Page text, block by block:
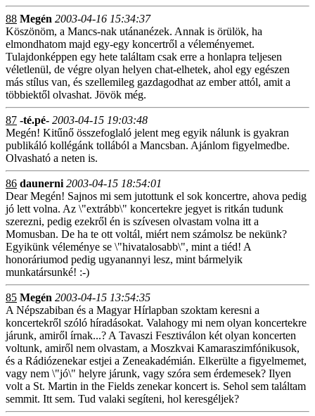
88 Megén 2003-04-16 15:34:37
Köszönöm, a Mancs-nak utánanézek. Annak is örülök, ha
elmondhatom majd egy-egy koncertről a véleményemet.
Tulajdonképpen egy hete találtam csak erre a honlapra teljesen
véletlenül, de végre olyan helyen chat-elhetek, ahol egy egészen
más stílus van, és szellemileg gazdagodhat az ember attól, amit a
többiektől olvashat. Jövök még.
87 -té.pé- 2003-04-15 19:03:48
Megén! Kitűnő összefoglaló jelent meg egyik nálunk is gyakran
publikáló kollégánk tollából a Mancsban. Ajánlom figyelmedbe.
Olvasható a neten is.
86 daunerni 2003-04-15 18:54:01
Dear Megén! Sajnos mi sem jutottunk el sok koncertre, ahova pedig
jó lett volna. Az \"extrább\" koncertekre jegyet is ritkán tudunk
szerezni, pedig ezekről én is szívesen olvastam volna itt a
Momusban. De ha te ott voltál, miért nem számolsz be nekünk?
Egyikünk véleménye se \"hivatalosabb\", mint a tiéd! A
honoráriumod pedig ugyanannyi lesz, mint bármelyik
munkatársunké! :-)
85 Megén 2003-04-15 13:54:35
A Népszabiban és a Magyar Hírlapban szoktam keresni a
koncertekről szóló híradásokat. Valahogy mi nem olyan koncertekre
járunk, amiről írnak...? A Tavaszi Fesztiválon két olyan koncerten
voltunk, amiről nem olvastam, a Moszkvai Kamaraszimfónikusok,
és a Rádiózenekar estjei a Zeneakadémián. Elkerülte a figyelmemet,
vagy nem \"jó\" helyre járunk, vagy szóra sem érdemesek? Ilyen
volt a St. Martin in the Fields zenekar koncert is. Sehol sem találtam
semmit. Itt sem. Tud valaki segíteni, hol keresgéljek?